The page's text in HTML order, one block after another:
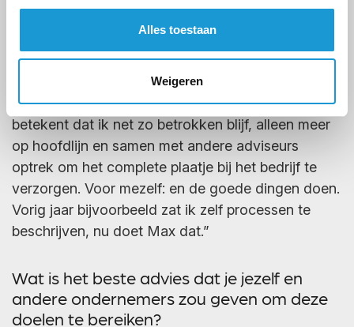
Alles toestaan
Weigeren
Wat denk je dat 2019 gaat brengen voor
Rob?
“Meer focus op werken aan HKB i.p.v. in HKB. Dit
betekent dat ik net zo betrokken blijf, alleen meer
op hoofdlijn en samen met andere adviseurs
optrek om het complete plaatje bij het bedrijf te
verzorgen. Voor mezelf: en de goede dingen doen.
Vorig jaar bijvoorbeeld zat ik zelf processen te
beschrijven, nu doet Max dat.”
Wat is het beste advies dat je jezelf en
andere ondernemers zou geven om deze
doelen te bereiken?